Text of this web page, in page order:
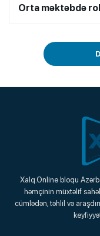
Orta məktəbdə
Xalq.Online bloqu
həmçinin müxtəlif
cümlədən, təhlil və